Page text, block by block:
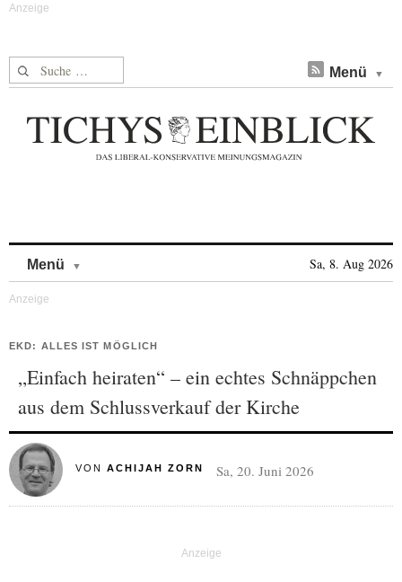
Suche nach: Menü
Menü Sa, 8. Aug 2026
EKD: ALLES IST MÖGLICH
„Einfach heiraten“ – ein echtes Schnäppchen
aus dem Schlussverkauf der Kirche
VON ACHIJAH ZORN Sa, 20. Juni 2026